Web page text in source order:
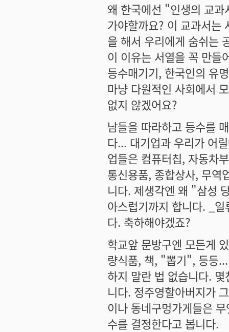
왜 한국에선 "인생의 교
가야할까요? 이 교과서는
을 해서 우리에게 숨쉬는
이 이유는 서열을 꼭 만들
등수매기기, 한국인의 유
마냥 다원적인 사회에서
없지 않겠어요?
남들을 따라하고 등수를
다... 대기업과 우리가 어
업들은 컴퓨터칩, 자동차
통신용품, 종합상사, 무역
니다. 제생각엔 왜 "삼성
아스럽기까지 합니다. _
다. 축하해야겠죠?
학교앞 문방구엔 모든게
량식품, 책, "뽑기", 등등
하지 말란 법 없습니다.
니다. 정주영할아버지가
이나 동네구멍가게들은
수를 결정한다고 봅니다.